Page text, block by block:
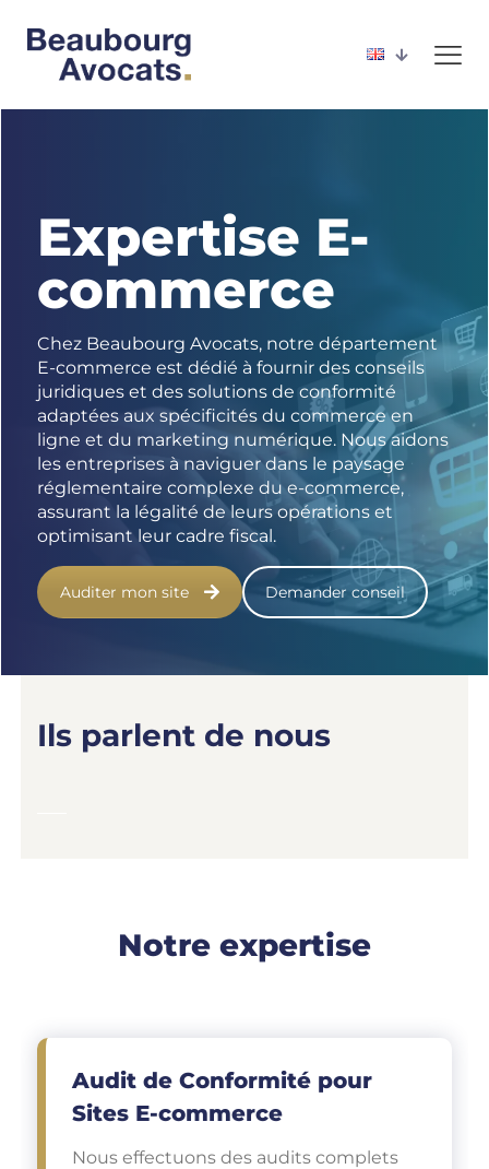
Expertise E-
commerce
Chez Beaubourg Avocats, notre département
E-commerce est dédié à fournir des conseils
juridiques et des solutions de conformité
adaptées aux spécificités du commerce en
ligne et du marketing numérique. Nous aidons
les entreprises à naviguer dans le paysage
réglementaire complexe du e-commerce,
assurant la légalité de leurs opérations et
optimisant leur cadre fiscal.
Auditer mon site Demander conseil
Ils parlent de nous
Notre expertise
Audit de Conformité pour
Sites E-commerce
Nous effectuons des audits complets